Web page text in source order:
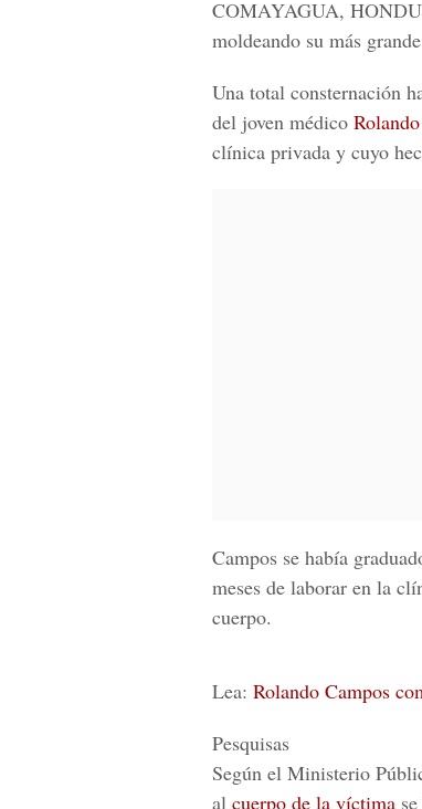
COMAYAGUA,
moldeando su más
Una total consternación
del joven médico
clínica privada y cuyo
Campos se había
meses de laborar en la
cuerpo.
Lea: Rolando Campos
Pesquisas
Según el Ministerio
al cuerpo de la víctima